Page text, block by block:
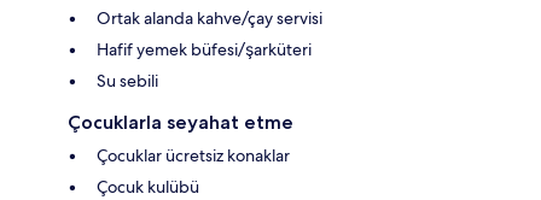
Ortak alanda kahve/çay servisi
Hafif yemek büfesi/şarküteri
Su sebili
Çocuklarla seyahat etme
Çocuklar ücretsiz konaklar
Çocuk kulübü